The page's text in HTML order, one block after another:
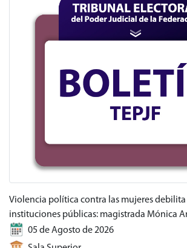
Violencia política contra las mujeres
instituciones públicas: magistrada Mónica
05 de Agosto de 2026